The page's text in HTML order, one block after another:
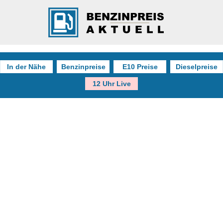
In der Nähe Benzinpreise E10 Preise Dieselpreise
12 Uhr Live